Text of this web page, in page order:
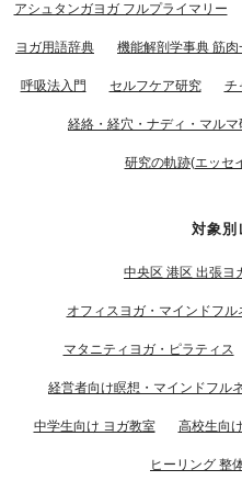
アシュタンガヨガ フルプライマリー
ヨガ用語辞典 機能解剖学事典 筋肉
呼吸法入門 セルフケア研究 チ
経絡・経穴・ナディ・マルマ
研究の軌跡(エッセ
対象別
中央区 港区 出張ヨ
オフィスヨガ・マインドフ
マタニティヨガ・ピラティス
経営者向け瞑想・マインドフル
中学生向け ヨガ教室 高校生向
ヒーリング 整